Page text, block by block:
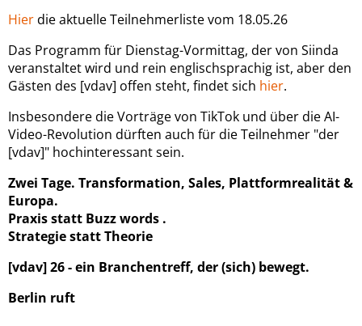
Hierdie aktuelle Teilnehmerliste vom 18.05.26
Das Programm für Dienstag-Vormittag, der von Siinda
veranstaltet wird und rein englischsprachig ist, aber den
Gästen des [vdav] offen steht, findet sich hier.
Insbesondere die Vorträge von TikTok und über die AI-
Video-Revolution dürften auch für die Teilnehmer "der
[vdav]" hochinteressant sein.
Zwei Tage. Transformation, Sales, Plattformrealität &
Europa.
Praxis statt Buzz words .
Strategie statt Theorie
[vdav] 26 - ein Branchentreff, der (sich) bewegt.
Berlin ruft